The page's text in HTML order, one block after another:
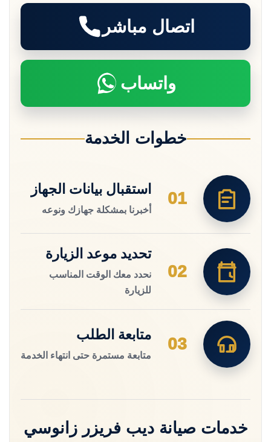
اتصال مباشر
واتساب
خطوات الخدمة
01
استقبال بيانات الجهاز
أخبرنا بمشكلة جهازك ونوعه
02
تحديد موعد الزيارة
نحدد معك الوقت المناسب
للزيارة
03
متابعة الطلب
متابعة مستمرة حتى انتهاء الخدمة
خدمات صيانة ديب فريزر زانوسي